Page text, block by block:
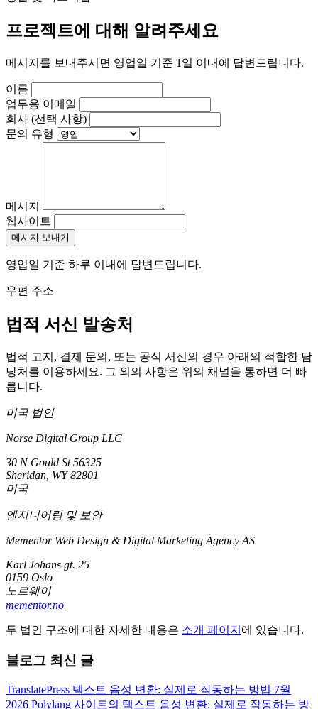
프로젝트에 대해 알려주세요
메시지를 보내주시면 영업일 기준 1일 이내에 답변드립니다.
이름
업무용 이메일
회사 (선택 사항)
문의 유형
메시지
웹사이트
메시지 보내기
영업일 기준 하루 이내에 답변드립니다.
우편 주소
법적 서신 발송처
법적 고지, 결제 문의, 또는 공식 서신의 경우 아래의 적합한 담
당처를 이용하세요. 그 외의 사항은 위의 채널을 통하면 더 빠
릅니다.
미국 법인
Norse Digital Group LLC
30 N Gould St 56325
Sheridan, WY 82801
미국
엔지니어링 및 보안
Mementor Web Design & Digital Marketing Agency AS
Karl Johans gt. 25
0159 Oslo
노르웨이
mementor.no
두 법인 구조에 대한 자세한 내용은 소개 페이지 에 있습니다.
블로그 최신 글
TranslatePress 텍스트 음성 변환: 실제로 작동하는 방법 7월
2026 Polylang 사이트의 텍스트 음성 변환: 실제로 작동하는 방